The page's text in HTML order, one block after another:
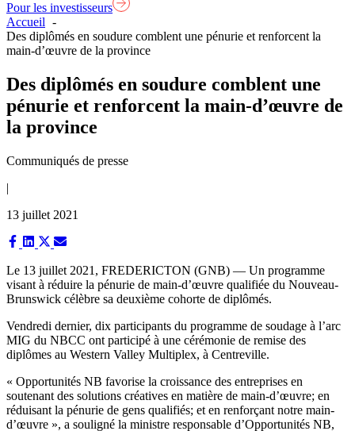
Pour les investisseurs
Accueil
Des diplômés en soudure comblent une pénurie et renforcent la
main-d’œuvre de la province
Des diplômés en soudure comblent une
pénurie et renforcent la main-d’œuvre de
la province
Communiqués de presse
|
13 juillet 2021
Share
Facebook
Share
LinkedIn
Share
X
(Twitter)
Share
Email
Le 13 juillet 2021, FREDERICTON (GNB) — Un programme
visant à réduire la pénurie de main-d’œuvre qualifiée du Nouveau-
Brunswick célèbre sa deuxième cohorte de diplômés.
Vendredi dernier, dix participants du programme de soudage à l’arc
MIG du NBCC ont participé à une cérémonie de remise des
diplômes au Western Valley Multiplex, à Centreville.
« Opportunités NB favorise la croissance des entreprises en
soutenant des solutions créatives en matière de main-d’œuvre; en
réduisant la pénurie de gens qualifiés; et en renforçant notre main-
d’œuvre », a souligné la ministre responsable d’Opportunités NB,